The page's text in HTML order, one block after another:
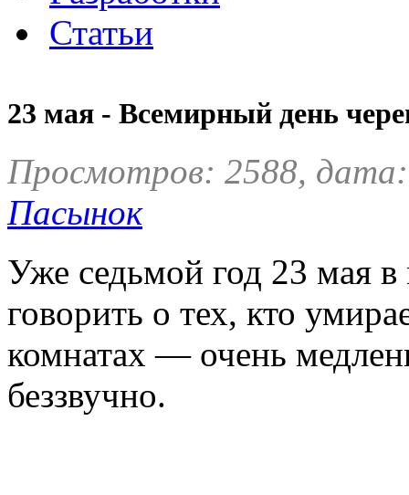
Статьи
23 мая - Всемирный день
Просмотров: 2588,
Пасынок
Уже седьмой год 23 мая
говорить о тех, кто
комнатах — очень
беззвучно.